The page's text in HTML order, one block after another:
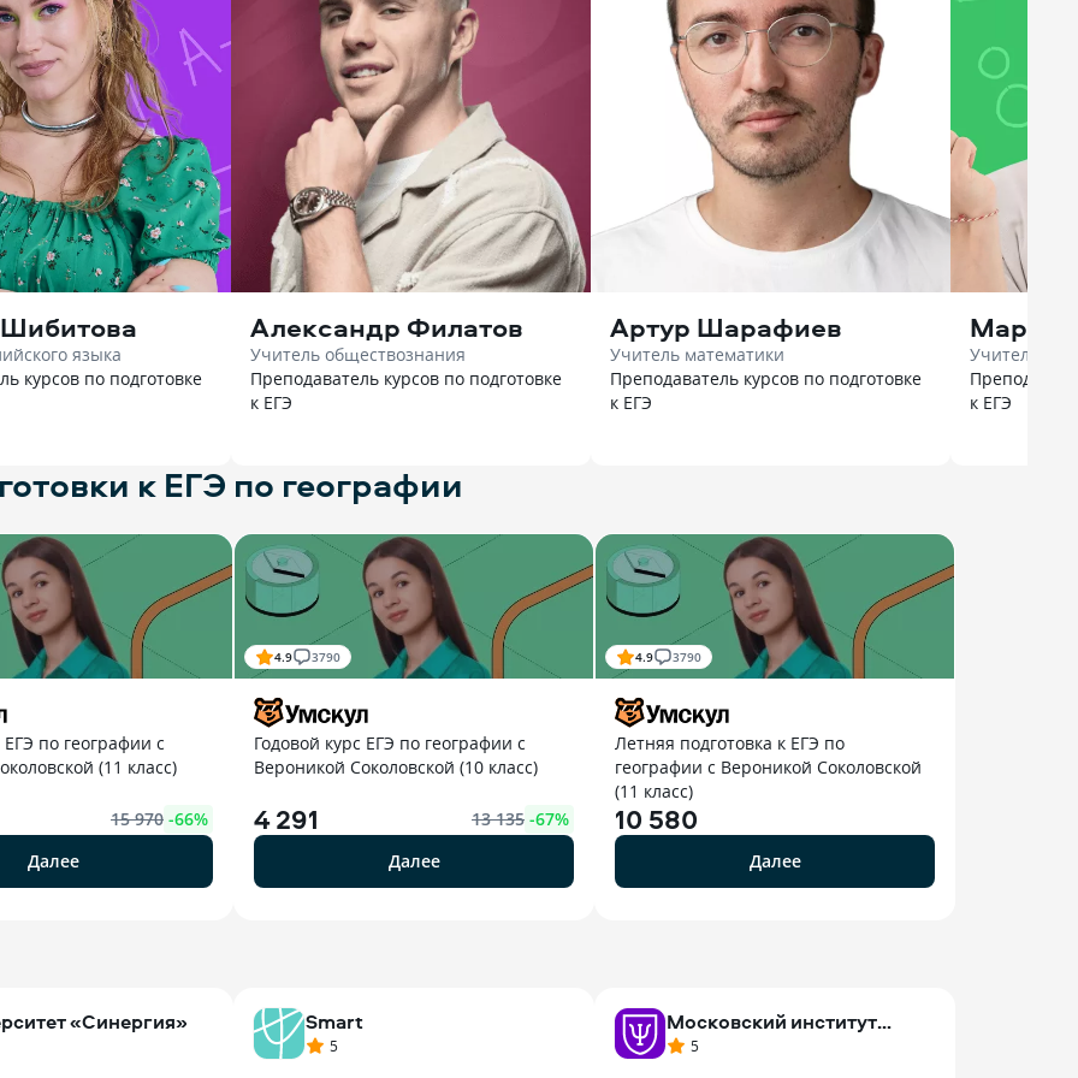
Шибитова
языка
курсов по подготовке
Александр Филатов
Учитель обществознания
Преподаватель курсов по подготовке
к ЕГЭ
Артур Шарафиев
Учитель математики
Преподаватель курсов по подготовке
к ЕГЭ
Марк
Учитель
к ЕГЭ
к ЕГЭ по географии
ЕГЭ по географии с
(11 класс)
15 970 -66%
Далее
4.9 3790
Годовой курс ЕГЭ по географии с
Вероникой Соколовской (10 класс)
4 291 13 135 -67%
Далее
4.9 3790
Летняя подготовка к ЕГЭ по
географии с Вероникой Соколовской
(11 класс)
10 580
Далее
«Синергия» Smart
5
Московский институт
психологии
5